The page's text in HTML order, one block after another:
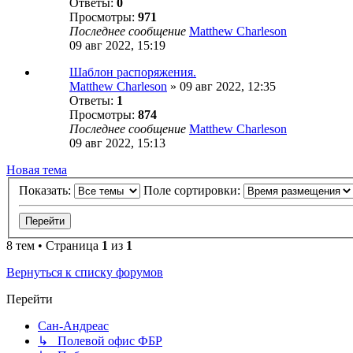
Ответы: 0
Просмотры: 971
Последнее сообщение Matthew Charleson
09 авг 2022, 15:19
Шаблон распоряжения.
Matthew Charleson » 09 авг 2022, 12:35
Ответы: 1
Просмотры: 874
Последнее сообщение Matthew Charleson
09 авг 2022, 15:13
Новая тема
Показать:
Поле сортировки:
8 тем • Страница 1 из 1
Вернуться к списку форумов
Перейти
Сан-Андреас
↳ Полевой офис ФБР